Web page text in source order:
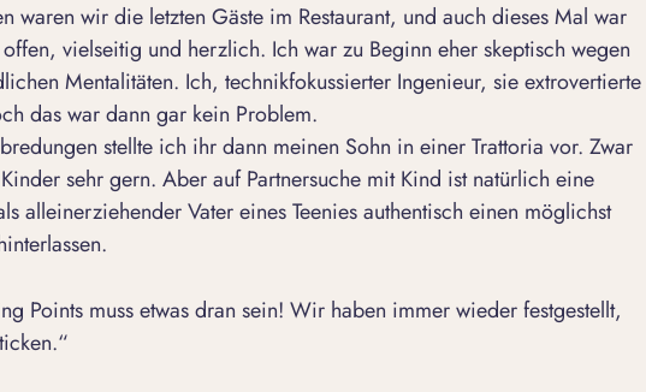
waren wir die letzten Gäste im Restaurant, und auch dieses Mal war
vielseitig und herzlich. Ich war zu Beginn eher skeptisch wegen
Mentalitäten. Ich, technikfokussierter Ingenieur, sie extrovertierte
das war dann gar kein Problem.
stellte ich ihr dann meinen Sohn in einer Trattoria vor. Zwar
sehr gern. Aber aufPartnersuche mit Kind ist natürlich eine
alleinerziehender Vater eines Teenies authentisch einen möglichst
Points muss etwas dran sein! Wir haben immer wieder festgestellt,